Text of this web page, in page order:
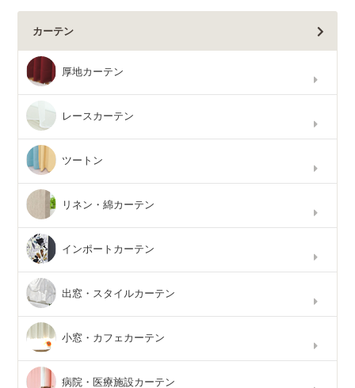
カーテン
厚地カーテン
レースカーテン
ツートン
リネン・綿カーテン
インポートカーテン
出窓・スタイルカーテン
小窓・カフェカーテン
病院・医療施設カーテン